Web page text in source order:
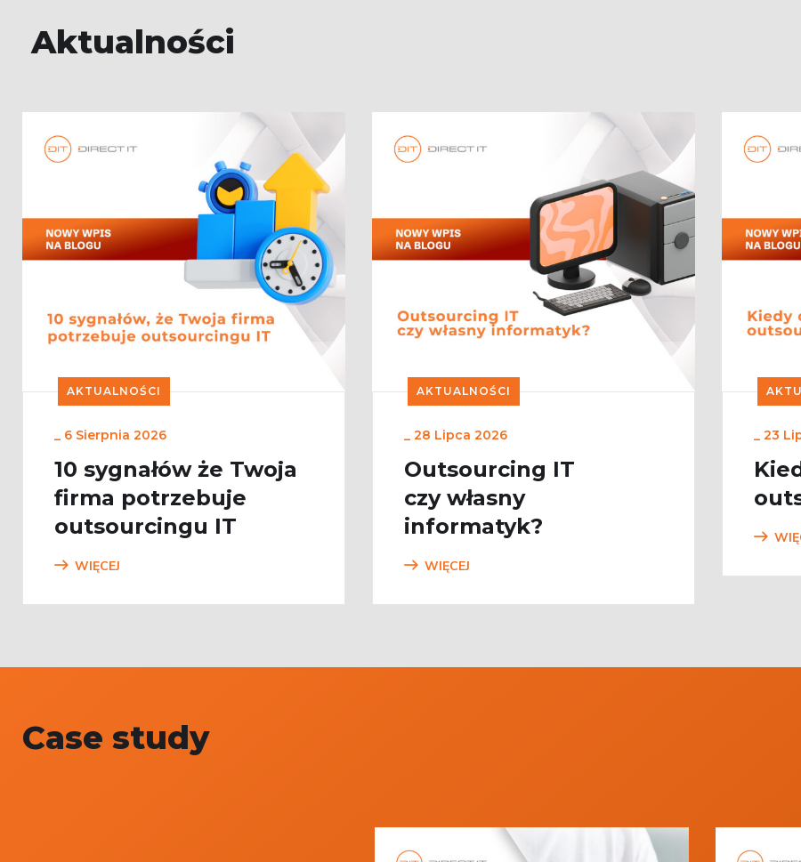
Aktualności
AKTUALNOŚCI
_ 6 Sierpnia 2026
10 sygnałów że Twoja
firma potrzebuje
outsourcingu IT
WIĘCEJ
AKTUALNOŚCI
_ 28 Lipca 2026
Outsourcing IT
czy własny
informatyk?
WIĘCEJ
_ 23
Case study